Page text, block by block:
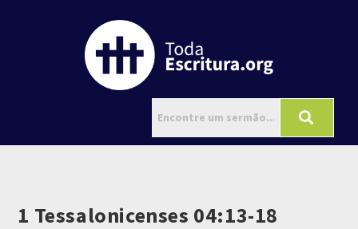
1 Tessalonicenses 04:13-18